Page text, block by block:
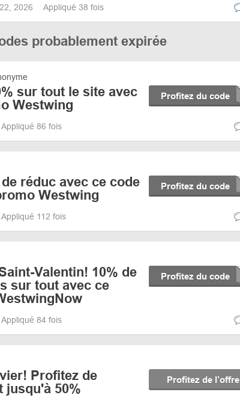
2026 Appliqué 38 fois
probablement expirée
sur tout le site avec
Westwing
Profitez du code
Appliqué 86 fois
réduc avec ce code
Westwing
Profitez du code
Appliqué 112 fois
Valentin! 10% de
sur tout avec ce
Profitez du code
Appliqué 84 fois
Profitez de
jusqu'à 50%
Profitez de l’offre